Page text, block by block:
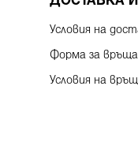
Условия на
Форма за
Условия на